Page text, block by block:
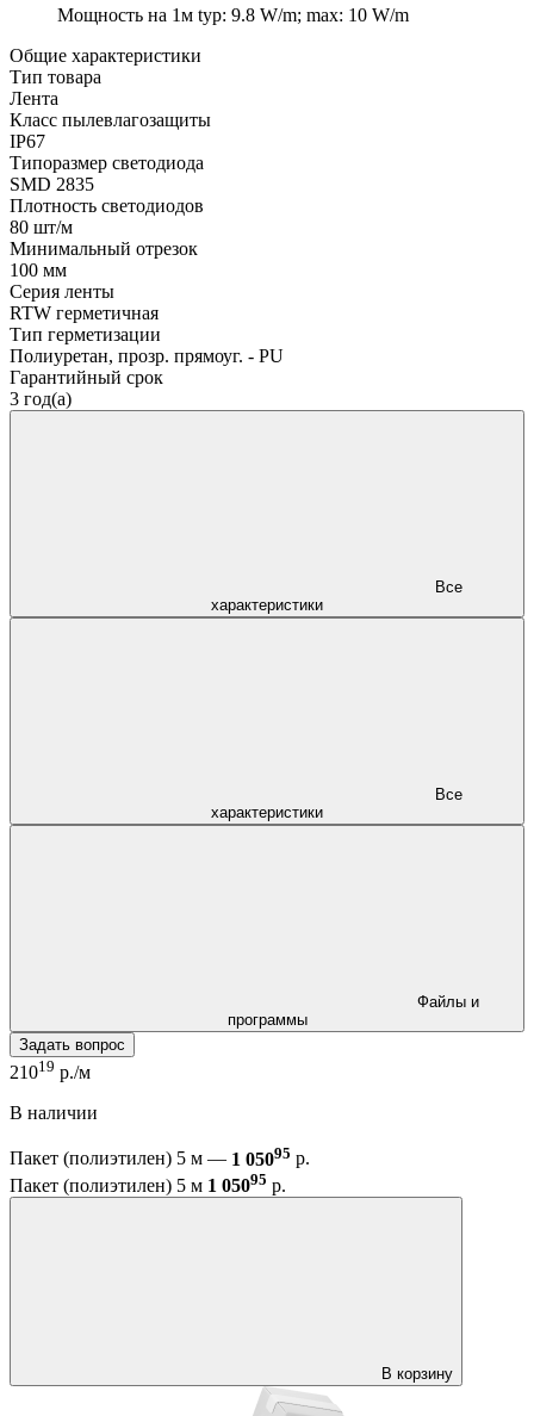
Мощность на 1м typ: 9.8 W/m; max: 10 W/m
Общие характеристики
Тип товара
Лента
Класс пылевлагозащиты
IP67
Типоразмер светодиода
SMD 2835
Плотность светодиодов
80 шт/м
Минимальный отрезок
100 мм
Серия ленты
RTW герметичная
Тип герметизации
Полиуретан, прозр. прямоуг. - PU
Гарантийный срок
3 год(а)
характеристики
характеристики
программы
Задать вопрос
21019 р./м
В наличии
Пакет (полиэтилен) 5 м — 1 05095 р.
Пакет (полиэтилен) 5 м 1 05095 р.
В корзину